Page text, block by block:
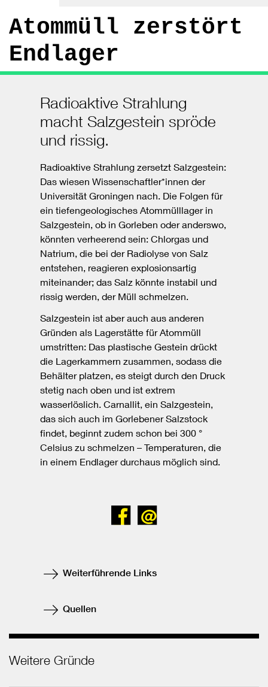
Atommüll zerstört
Endlager
Radioaktive Strahlung
macht Salzgestein spröde
und rissig.
Radioaktive Strahlung zersetzt Salzgestein:
Das wiesen Wissenschaftler*innen der
Universität Groningen nach. Die Folgen für
ein tiefengeologisches Atommülllager in
Salzgestein, ob in Gorleben oder anderswo,
könnten verheerend sein: Chlorgas und
Natrium, die bei der Radiolyse von Salz
entstehen, reagieren explosionsartig
miteinander; das Salz könnte instabil und
rissig werden, der Müll schmelzen.
Salzgestein ist aber auch aus anderen
Gründen als Lagerstätte für Atommüll
umstritten: Das plastische Gestein drückt
die Lagerkammern zusammen, sodass die
Behälter platzen, es steigt durch den Druck
stetig nach oben und ist extrem
wasserlöslich. Carnallit, ein Salzgestein,
das sich auch im Gorlebener Salzstock
findet, beginnt zudem schon bei 300 °
Celsius zu schmelzen – Temperaturen, die
in einem Endlager durchaus möglich sind.
Bei
teilen
Senden
Weiterführende Links
Quellen
Weitere Gründe